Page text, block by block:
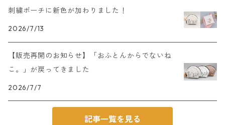
刺繍ポーチに新色が加わりました！
2026/7/13
【販売再開のお知らせ】「おふとんからでないね
こ。」が戻ってきました
2026/7/7
記事一覧を見る